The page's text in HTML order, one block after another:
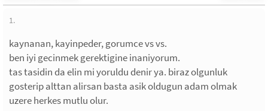
1.
kaynanan, kayinpeder, gorumce vs vs.
ben iyi gecinmek gerektigine inaniyorum.
tas tasidin da elin mi yoruldu denir ya. biraz olgunluk
gosterip alttan alirsan basta asik oldugun adam olmak
uzere herkes mutlu olur.